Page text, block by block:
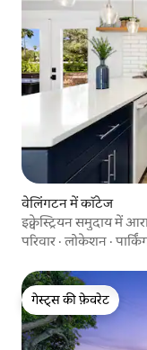
वेलिंगटन में कॉटेज
इक्वेस्ट्रियन समुदाय में
परिवार ·लोकेशन ·
गेस्ट्स की फ़ेवरेट
गेस्ट्स की फ़ेवरेट